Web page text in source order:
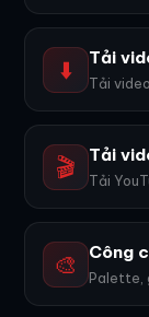
⬇️ Tải
Tải
🎬 Tải
🎨 Công